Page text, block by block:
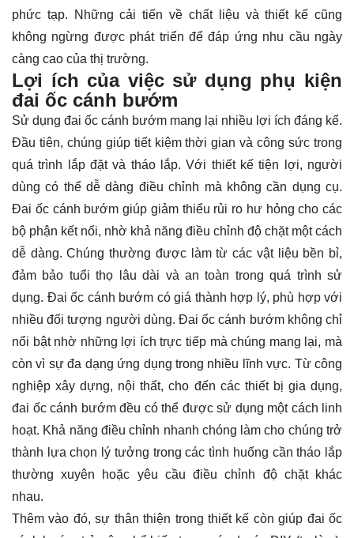
phức tạp. Những cải tiến về chất liệu và thiết kế cũng
không ngừng được phát triển để đáp ứng nhu cầu ngày
càng cao của thị trường.
Lợi ích của việc sử dụng phụ kiện
đai ốc cánh bướm
Sử dụng đai ốc cánh bướm mang lại nhiều lợi ích đáng kể.
Đầu tiên, chúng giúp tiết kiệm thời gian và công sức trong
quá trình lắp đặt và tháo lắp. Với thiết kế tiện lợi, người
dùng có thể dễ dàng điều chỉnh mà không cần dụng cụ.
Đai ốc cánh bướm giúp giảm thiểu rủi ro hư hỏng cho các
bộ phận kết nối, nhờ khả năng điều chỉnh độ chặt một cách
dễ dàng. Chúng thường được làm từ các vật liệu bền bỉ,
đảm bảo tuổi thọ lâu dài và an toàn trong quá trình sử
dụng. Đai ốc cánh bướm có giá thành hợp lý, phù hợp với
nhiều đối tượng người dùng. Đai ốc cánh bướm không chỉ
nổi bật nhờ những lợi ích trực tiếp mà chúng mang lại, mà
còn vì sự đa dạng ứng dụng trong nhiều lĩnh vực. Từ công
nghiệp xây dựng, nội thất, cho đến các thiết bị gia dụng,
đai ốc cánh bướm đều có thể được sử dụng một cách linh
hoạt. Khả năng điều chỉnh nhanh chóng làm cho chúng trở
thành lựa chọn lý tưởng trong các tình huống cần tháo lắp
thường xuyên hoặc yêu cầu điều chỉnh độ chặt khác
nhau.
Thêm vào đó, sự thân thiện trong thiết kế còn giúp đai ốc